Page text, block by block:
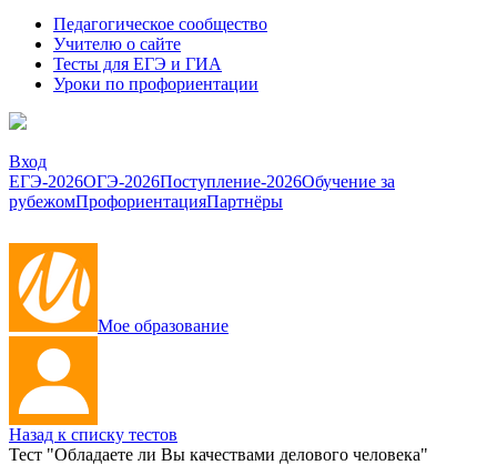
Педагогическое сообщество
Учителю о сайте
Тесты для ЕГЭ и ГИА
Уроки по профориентации
Вход
ЕГЭ-2026ОГЭ-2026Поступление-2026Обучение за
рубежомПрофориентацияПартнёры
Мое образование
Назад к списку тестов
Тест "Обладаете ли Вы качествами делового человека"